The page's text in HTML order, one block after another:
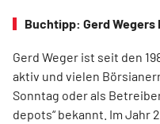
Buchtipp: Gerd
Gerd Weger ist seit den
aktiv und vielen
Sonntag oder als
depots“ bekannt. Im Jahr